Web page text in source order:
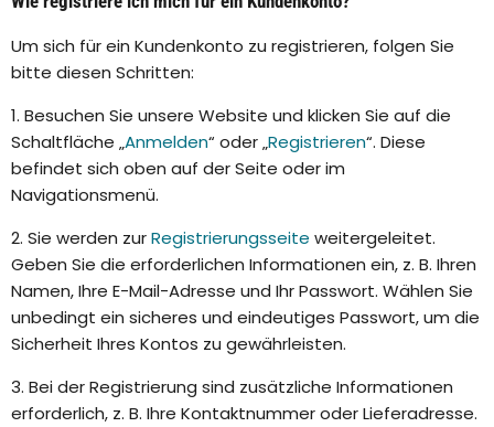
Um sich für ein Kundenkonto zu registrieren, folgen Sie
bitte diesen Schritten:
1. Besuchen Sie unsere Website und klicken Sie auf die
Schaltfläche „Anmelden“ oder „Registrieren“. Diese
befindet sich oben auf der Seite oder im
Navigationsmenü.
2. Sie werden zurRegistrierungsseite weitergeleitet.
Geben Sie die erforderlichen Informationen ein, z. B. Ihren
Namen, Ihre E-Mail-Adresse und Ihr Passwort. Wählen Sie
unbedingt ein sicheres und eindeutiges Passwort, um die
Sicherheit Ihres Kontos zu gewährleisten.
3. Bei der Registrierung sind zusätzliche Informationen
erforderlich, z. B. Ihre Kontaktnummer oder Lieferadresse.